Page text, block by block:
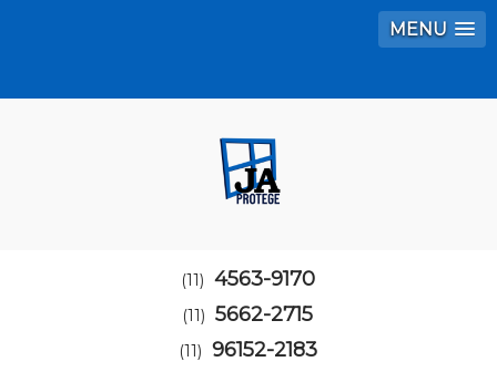
MENU
(11) 4563-9170
(11) 5662-2715
(11) 96152-2183